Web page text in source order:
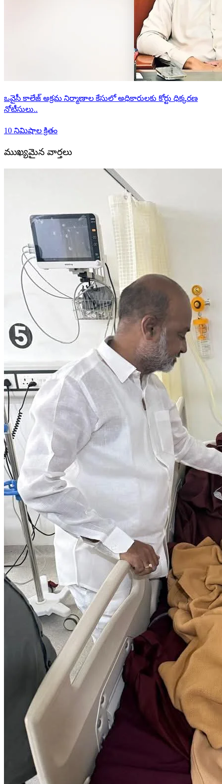
ఒవైసీ కాలేజ్ అక్రమ నిర్మాణాల కేసులో అధికారులకు కోర్టు ధిక్కరణ
నోటీసులు..
10 నిమిషాల క్రితం
ముఖ్యమైన వార్తలు